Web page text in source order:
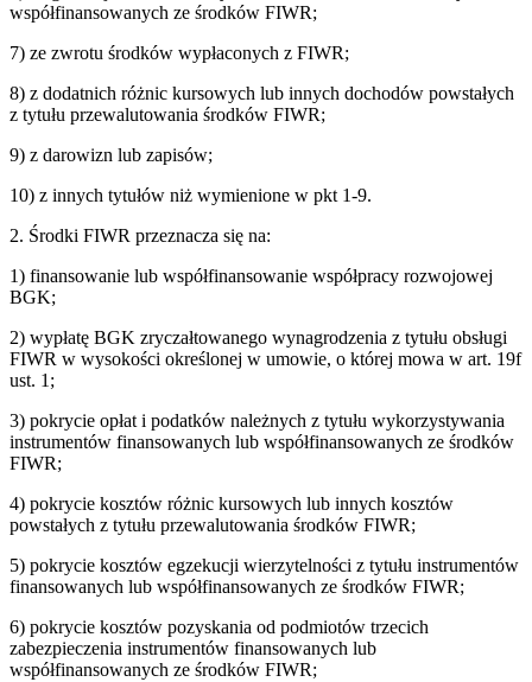
współfinansowanych ze środków FIWR;
7) ze zwrotu środków wypłaconych z FIWR;
8) z dodatnich różnic kursowych lub innych dochodów powstałych
z tytułu przewalutowania środków FIWR;
9) z darowizn lub zapisów;
10) z innych tytułów niż wymienione w pkt 1-9.
2. Środki FIWR przeznacza się na:
1) finansowanie lub współfinansowanie współpracy rozwojowej
BGK;
2) wypłatę BGK zryczałtowanego wynagrodzenia z tytułu obsługi
FIWR w wysokości określonej w umowie, o której mowa w art. 19f
ust. 1;
3) pokrycie opłat i podatków należnych z tytułu wykorzystywania
instrumentów finansowanych lub współfinansowanych ze środków
FIWR;
4) pokrycie kosztów różnic kursowych lub innych kosztów
powstałych z tytułu przewalutowania środków FIWR;
5) pokrycie kosztów egzekucji wierzytelności z tytułu instrumentów
finansowanych lub współfinansowanych ze środków FIWR;
6) pokrycie kosztów pozyskania od podmiotów trzecich
zabezpieczenia instrumentów finansowanych lub
współfinansowanych ze środków FIWR;